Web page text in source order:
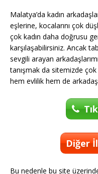
Malatya’da kadın
eşlerine, kocalarını çok
çok kadın daha doğrusu
karşılaşabilirsiniz. Ancak
sevgili arayan
tanışmak da sitemizde
hem evlilik hem de
Diğer
Bu nedenle bu site